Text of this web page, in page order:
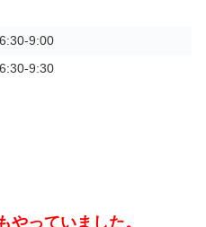
6:30-9:00
6:30-9:30
やっていました。